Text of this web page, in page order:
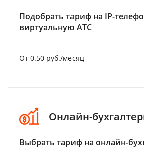
Подобрать тариф на IP-
виртуальную АТС
От 0.50 руб./месяц
Онлайн-
Выбрать тариф на онлайн-